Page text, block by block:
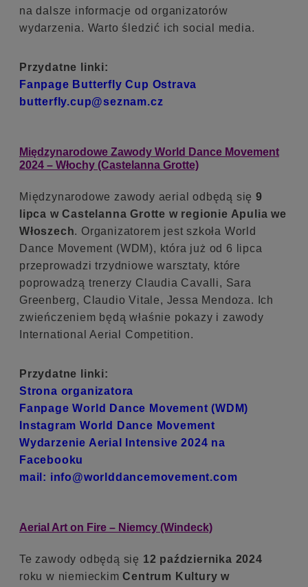
na dalsze informacje od organizatorów
wydarzenia. Warto śledzić ich social media.
Przydatne linki:
Fanpage Butterfly Cup Ostrava
butterfly.cup@seznam.cz
Międzynarodowe Zawody World Dance Movement
2024 – Włochy (Castelanna Grotte)
Międzynarodowe zawody aerial odbędą się 9
lipca w Castelanna Grotte w regionie Apulia we
Włoszech. Organizatorem jest szkoła World
Dance Movement (WDM), która już od 6 lipca
przeprowadzi trzydniowe warsztaty, które
poprowadzą trenerzy Claudia Cavalli, Sara
Greenberg, Claudio Vitale, Jessa Mendoza. Ich
zwieńczeniem będą właśnie pokazy i zawody
International Aerial Competition.
Przydatne linki:
Strona organizatora
Fanpage World Dance Movement (WDM)
Instagram World Dance Movement
Wydarzenie Aerial Intensive 2024 na
Facebooku
mail: info@worlddancemovement.com
Aerial Art on Fire – Niemcy (Windeck)
Te zawody odbędą się 12 października 2024
roku w niemieckimCentrum Kultury w